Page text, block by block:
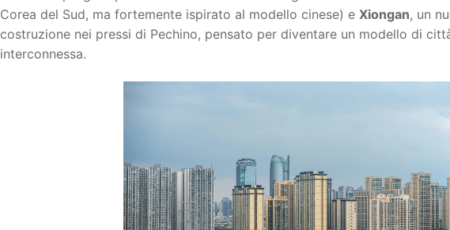
Corea del Sud, ma fortemente ispirato al modello cinese) e Xiongan, un
costruzione nei pressi di Pechino, pensato per diventare un modello di
interconnessa.